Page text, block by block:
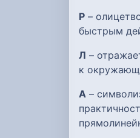
Р –
быстрым
Л –
к
А –